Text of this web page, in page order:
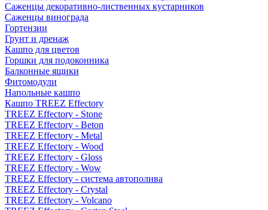
Саженцы декоративно-лиственных кустарников
Саженцы винограда
Гортензии
Грунт и дренаж
Кашпо для цветов
Горшки для подоконника
Балконные ящики
Фитомодули
Напольные кашпо
Кашпо TREEZ Effectory
TREEZ Effectory - Stone
TREEZ Effectory - Beton
TREEZ Effectory - Metal
TREEZ Effectory - Wood
TREEZ Effectory - Gloss
TREEZ Effectory - Wow
TREEZ Effectory - система автополива
TREEZ Effectory - Crystal
TREEZ Effectory - Volcano